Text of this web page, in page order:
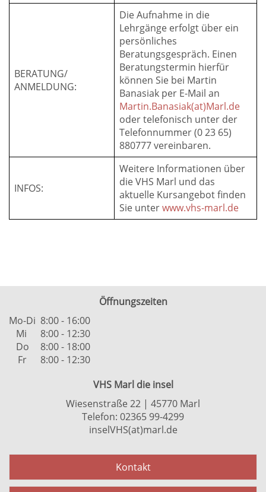
BERATUNG/
ANMELDUNG:
Die Aufnahme in die
Lehrgänge erfolgt über ein
persönliches
Beratungsgespräch. Einen
Beratungstermin hierfür
können Sie bei Martin
Banasiak per E-Mail an
Martin.Banasiak(at)Marl.de
oder telefonisch unter der
Telefonnummer (0 23 65)
880777 vereinbaren.
INFOS:
Weitere Informationen über
die VHS Marl und das
aktuelle Kursangebot finden
Sie unterwww.vhs-marl.de
Öffnungszeiten
Mo-Di 8:00 - 16:00
Mi
8:00 - 12:30
Do
8:00 - 18:00
Fr
8:00 - 12:30
VHS Marl die insel
Wiesenstraße 22 | 45770 Marl
Telefon: 02365 99-4299
inselVHS(at)marl.de
Kontakt